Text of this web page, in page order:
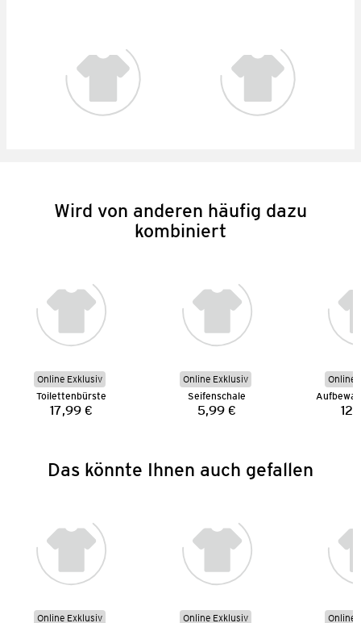
Wird von anderen häufig dazu
kombiniert
Online Exklusiv
Toilettenbürste
Preis:
17,99 €
Online Exklusiv
Seifenschale
Preis:
5,99 €
Online
Das könnte Ihnen auch gefallen
Online Exklusiv
Online Exklusiv
Online